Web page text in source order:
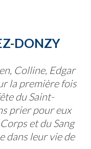
DONZY
Colline, Edgar
la première fois
du Saint-
prier pour eux
et du Sang
dans leur vie de